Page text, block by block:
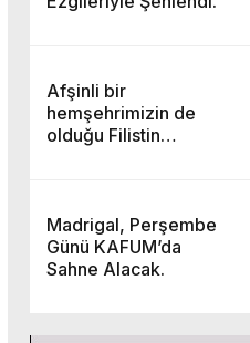
Afşinli bir
hemşehrimizin de
olduğu Filistin
Madrigal, Perşembe
Günü KAFUM’da
Sahne Alacak.